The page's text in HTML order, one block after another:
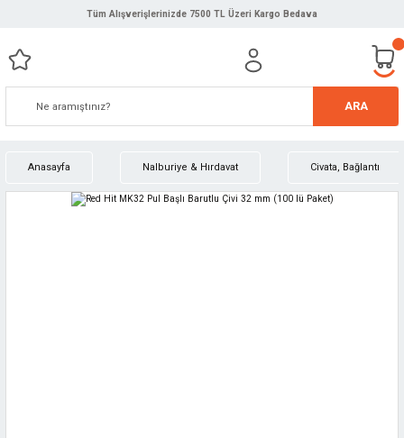
Tüm Alışverişlerinizde 7500 TL Üzeri Kargo Bedava
ARA
Anasayfa Nalburiye & Hırdavat Civata, Bağlantı